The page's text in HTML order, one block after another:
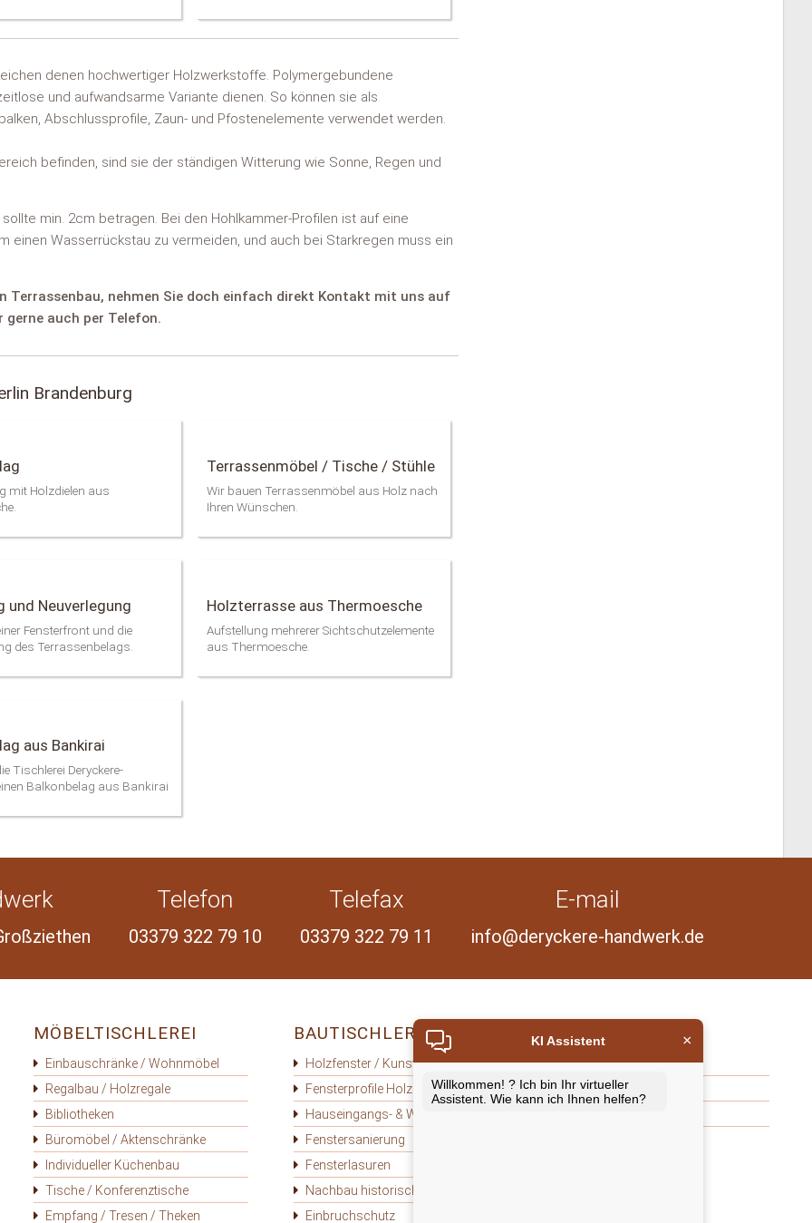
denen hochwertiger Holzwerkstoffe. Polymergebundene
und aufwandsarme Variante dienen. So können sie als
Abschlussprofile, Zaun- und Pfostenelemente verwendet werden.
befinden, sind sie der ständigen Witterung wie Sonne, Regen und
min. 2cm betragen. Bei den Hohlkammer-Profilen ist auf eine
einen Wasserrückstau zu vermeiden, und auch bei Starkregen muss ein
Terrassenbau, nehmen Sie doch einfach direkt Kontakt mit uns auf
auch per Telefon.
Brandenburg
mit Holzdielen aus
Terrassenmöbel / Tische / Stühle
Wir bauen Terrassenmöbel aus Holz nach
Ihren Wünschen.
und Neuverlegung
Fensterfront und die
des Terrassenbelags.
Holzterrasse aus Thermoesche
Aufstellung mehrerer Sichtschutzelemente
aus Thermoesche.
aus Bankirai
Tischlerei Deryckere-
Balkonbelag aus Bankirai
Telefon
03379 322 79 10
Telefax
03379 322 79 11
E-mail
info@deryckere-handwerk.de
MÖBELTISCHLEREI
Einbauschränke / Wohnmöbel
Regalbau / Holzregale
Bibliotheken
Büromöbel / Aktenschränke
Individueller Küchenbau
Tische / Konferenztische
Empfang / Tresen / Theken
BAUTISCHLEREI
Holzfenster / Kunststofffenster
Fensterprofile Holzfenster
Hauseingangs- & Wohnungstüren
Fenstersanierung
Fensterlasuren
Nachbau historische Fenster
Einbruchschutz
TERASSENBAU
Holzterrassen
WPC-Terrassen
KI Assistent ×
Willkommen! ? Ich bin Ihr virtueller
Assistent. Wie kann ich Ihnen helfen?